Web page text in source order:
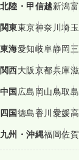
北陸・甲信越新潟
関東東京神奈川埼玉
東海愛知岐阜静岡
関西大阪京都兵庫
中国広島岡山鳥取
四国徳島香川愛媛
九州・沖縄福岡佐賀